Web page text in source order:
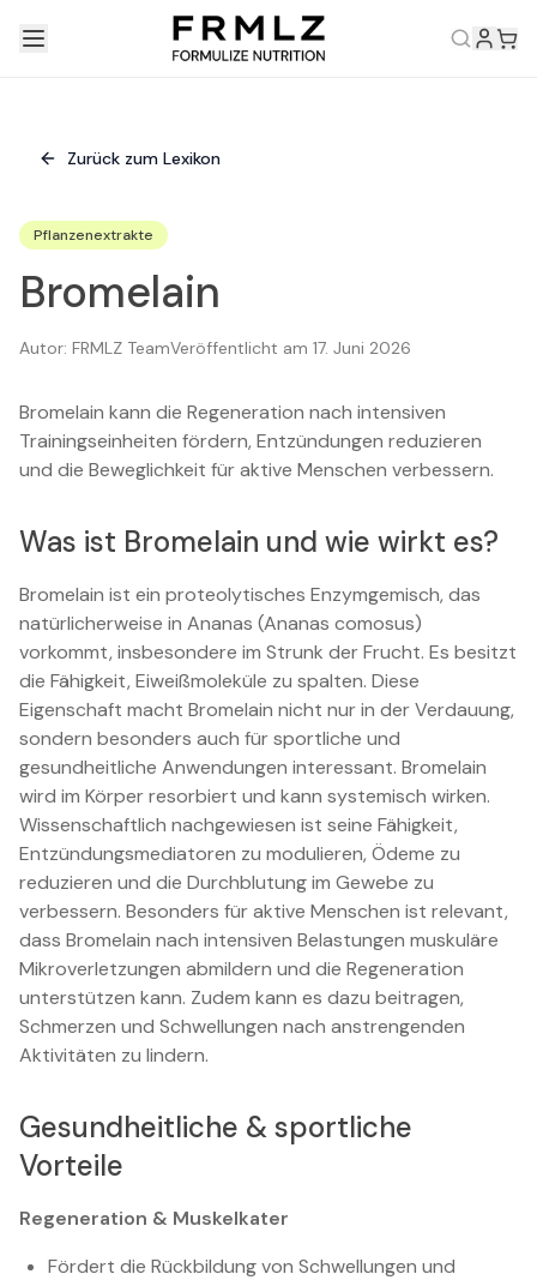
Zurück zum Lexikon
Pflanzenextrakte
Bromelain
Autor: FRMLZ TeamVeröffentlicht am 17. Juni 2026
Bromelain kann die Regeneration nach intensiven
Trainingseinheiten fördern, Entzündungen reduzieren
und die Beweglichkeit für aktive Menschen verbessern.
Was ist Bromelain und wie wirkt es?
Bromelain ist ein proteolytisches Enzymgemisch, das
natürlicherweise in Ananas (Ananas comosus)
vorkommt, insbesondere im Strunk der Frucht. Es besitzt
die Fähigkeit, Eiweißmoleküle zu spalten. Diese
Eigenschaft macht Bromelain nicht nur in der Verdauung,
sondern besonders auch für sportliche und
gesundheitliche Anwendungen interessant. Bromelain
wird im Körper resorbiert und kann systemisch wirken.
Wissenschaftlich nachgewiesen ist seine Fähigkeit,
Entzündungsmediatoren zu modulieren, Ödeme zu
reduzieren und die Durchblutung im Gewebe zu
verbessern. Besonders für aktive Menschen ist relevant,
dass Bromelain nach intensiven Belastungen muskuläre
Mikroverletzungen abmildern und die Regeneration
unterstützen kann. Zudem kann es dazu beitragen,
Schmerzen und Schwellungen nach anstrengenden
Aktivitäten zu lindern.
Gesundheitliche & sportliche
Vorteile
Regeneration & Muskelkater
Fördert die Rückbildung von Schwellungen und